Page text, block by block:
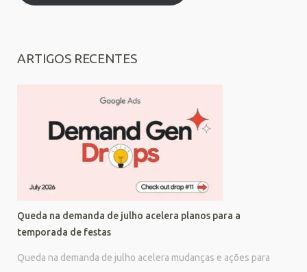
ARTIGOS RECENTES
Queda na demanda de julho acelera planos para a
temporada de festas
Queda na demanda de julho acelera mudanças e ações para